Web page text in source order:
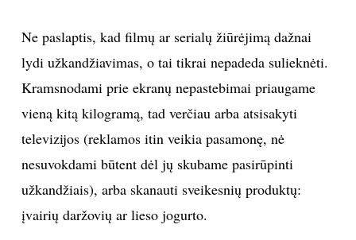
Ne paslaptis, kad filmų ar serialų žiūrėjimą dažnai
lydi užkandžiavimas, o tai tikrai nepadeda sulieknėti.
Kramsnodami prie ekranų nepastebimai priaugame
vieną kitą kilogramą, tad verčiau arba atsisakyti
televizijos (reklamos itin veikia pasamonę, nė
nesuvokdami būtent dėl jų skubame pasirūpinti
užkandžiais), arba skanauti sveikesnių produktų:
įvairių daržovių ar lieso jogurto.